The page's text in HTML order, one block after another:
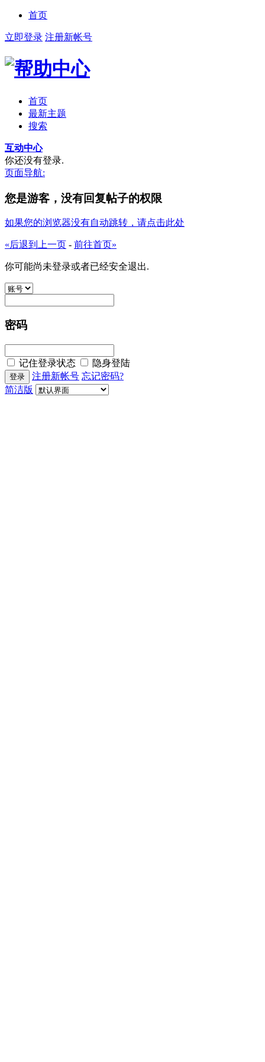
首页
立即登录 注册新帐号
首页
最新主题
搜索
互动中心
你还没有登录.
页面导航:
您是游客，没有回复帖子的权限
如果您的浏览器没有自动跳转，请点击此处
«后退到上一页 - 前往首页»
你可能尚未登录或者已经安全退出.
密码
记住登录状态
隐身登陆
注册新帐号 忘记密码?
简洁版